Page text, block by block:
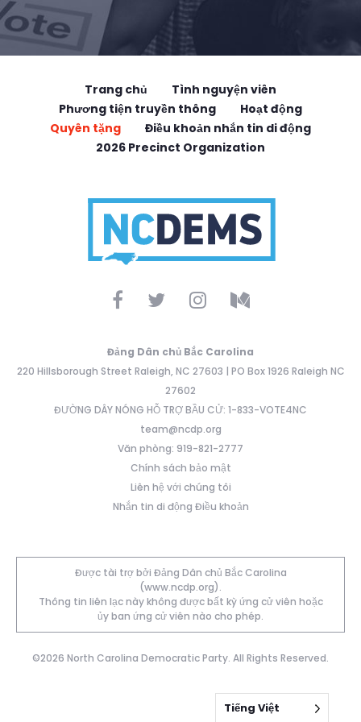
Trang chủ
Tình nguyện viên
Phương tiện truyền thông
Hoạt động
Quyên tặng
Điều khoản nhắn tin di động
2026 Precinct Organization
Đảng Dân chủ Bắc Carolina
220 Hillsborough Street Raleigh, NC 27603 | PO Box 1926 Raleigh NC
27602
ĐƯỜNG DÂY NÓNG HỖ TRỢ BẦU CỬ: 1-833-VOTE4NC
team@ncdp.org
Văn phòng: 919-821-2777
Chính sách bảo mật
Liên hệ với chúng tôi
Nhắn tin di động Điều khoản
Được tài trợ bởi Đảng Dân chủ Bắc Carolina
(www.ncdp.org).
Thông tin liên lạc này không được bất kỳ ứng cử viên hoặc
ủy ban ứng cử viên nào cho phép.
©2026 North Carolina Democratic Party. All Rights Reserved.
Tiếng Việt